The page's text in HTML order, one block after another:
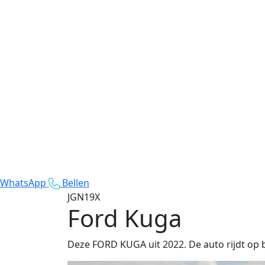
WhatsApp
Bellen
JGN19X
Ford Kuga
Deze FORD KUGA uit 2022. De auto rijdt op